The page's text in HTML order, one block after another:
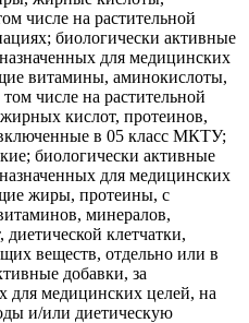
числе на растительной
биологически активные
для медицинских
витамины, аминокислоты,
числе на растительной
кислот, протеинов,
в 05 класс МКТУ;
биологически активные
для медицинских
жиры, протеины, с
минералов,
клетчатки,
веществ, отдельно или в
добавки, за
для медицинских целей, на
и/или диетическую